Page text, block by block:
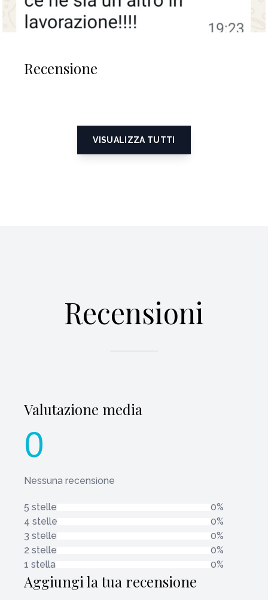
Recensione
VISUALIZZA TUTTI
Recensioni
Valutazione media
0
Nessuna recensione
5 stelle
0%
4 stelle
0%
3 stelle
0%
2 stelle
0%
1 stella
0%
Aggiungi la tua recensione